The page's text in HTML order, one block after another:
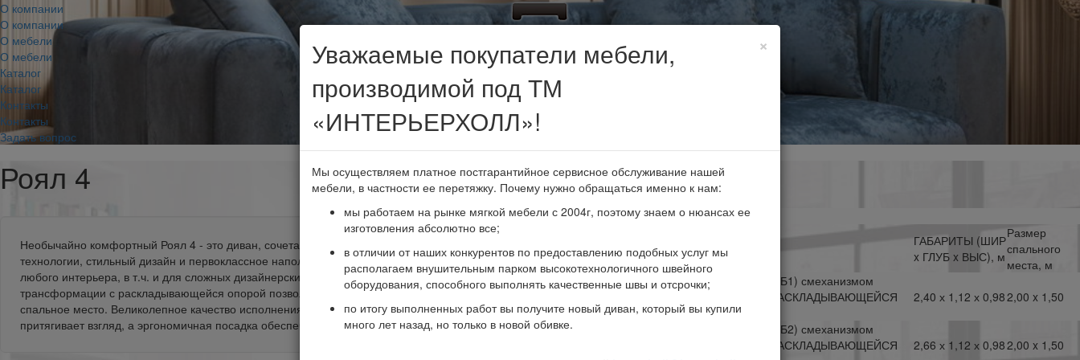
О компании
О компании
О мебели
О мебели
Каталог
Каталог
Контакты
Контакты
Задать вопрос
Модульные системы
Роял 4
Необычайно комфортный Роял 4 - это диван, сочетающий в себе современные
технологии, стильный дизайн и первоклассное наполнение. Прекрасное решение для
любого интерьера, в т.ч. и для сложных дизайнерских проектов. Используемый механизм
трансформации с раскладывающейся опорой позволяет получить широкое и удобное
спальное место. Великолепное качество исполнения и интересный дизайн дивана
притягивает взгляд, а эргономичная посадка обеспечит идеальный отдых.
Описание модульной системы
Обозначение Описание ГАБАРИТЫ (ШИР
x ГЛУБ x ВЫС), м
Размер
спального
места, м
диван прямой с боковинами (Б1) смеханизмом
трасформации "ТИК-ТАК С РАСКЛАДЫВАЮЩЕЙСЯ
ОПОРОЙ"
2,40 х 1,12 х 0,982,00 x 1,50
диван прямой с боковинами (Б2) смеханизмом
трасформации "ТИК-ТАК С РАСКЛАДЫВАЮЩЕЙСЯ
2,66 х 1,12 х 0,982,00 x 1,50
×
Уважаемые покупатели мебели,
производимой под ТМ
«ИНТЕРЬЕРХОЛЛ»!
Мы осуществляем платное постгарантийное сервисное обслуживание нашей
мебели, в частности ее перетяжку. Почему нужно обращаться именно к нам:
мы работаем на рынке мягкой мебели с 2004г, поэтому знаем о нюансах ее
изготовления абсолютно все;
в отличии от наших конкурентов по предоставлению подобных услуг мы
располагаем внушительным парком высокотехнологичного швейного
оборудования, способного выполнять качественные швы и отсрочки;
по итогу выполненных работ вы получите новый диван, который вы купили
много лет назад, но только в новой обивке.